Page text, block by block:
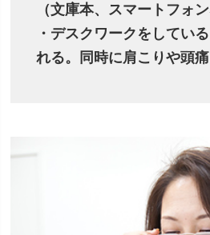
（文庫本、スマートフォン
・デスクワークをしてい
れる。同時に肩こりや頭